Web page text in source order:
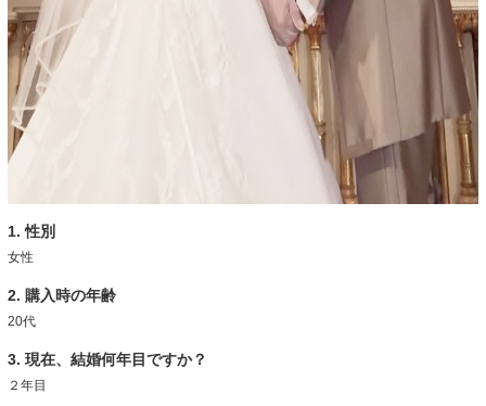
1. 性別
女性
2. 購入時の年齢
20代
3. 現在、結婚何年目ですか？
２年目